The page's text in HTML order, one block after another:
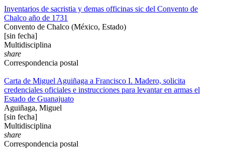
Inventarios de sacristia y demas officinas sic del Convento de
Chalco año de 1731
Convento de Chalco (México, Estado)
[sin fecha]
Multidisciplina
share
Correspondencia postal
Carta de Miguel Aguiñaga a Francisco I. Madero, solicita
credenciales oficiales e instrucciones para levantar en armas el
Estado de Guanajuato
Aguiñaga, Miguel
[sin fecha]
Multidisciplina
share
Correspondencia postal